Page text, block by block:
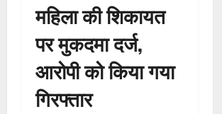
महिला की शिकायत
पर मुकदमा दर्ज,
आरोपी को किया गया
गिरफ्तार